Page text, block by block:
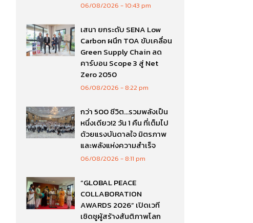
06/08/2026 10:43 pm
เสนา ยกระดับ SENA Low
Carbon ผนึก TOA ขับเคลื่อน
Green Supply Chain ลด
คาร์บอน Scope 3 สู่ Net
Zero 2050
06/08/2026 8:22 pm
กว่า 500 ชีวิต…รวมพลังเป็น
หนึ่งเดียว!2 วัน 1 คืน ที่เต็มไป
ด้วยแรงบันดาลใจ มิตรภาพ
และพลังแห่งความสำเร็จ
06/08/2026 8:11 pm
“GLOBAL PEACE
COLLABORATION
AWARDS 2026” เปิดเวที
เชิดชูผู้สร้างสันติภาพโลก